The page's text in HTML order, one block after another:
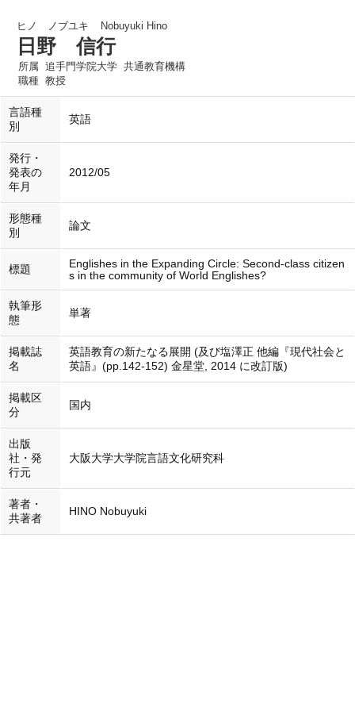
ヒノ ノブユキ Nobuyuki Hino
日野 信行
所属 追手門学院大学 共通教育機構
職種 教授
言語種
別
英語
発行・
発表の
年月
2012/05
形態種
別
論文
標題
Englishes in the Expanding Circle: Second-class citizen
s in the community of World Englishes?
執筆形
態
単著
掲載誌
名
英語教育の新たなる展開 (及び塩澤正 他編『現代社会と
英語』(pp.142-152) 金星堂, 2014 に改訂版)
掲載区
分
国内
出版
社・発
行元
大阪大学大学院言語文化研究科
著者・
共著者
HINO Nobuyuki